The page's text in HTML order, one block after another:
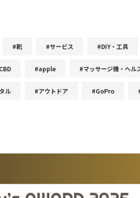
#靴 #サービス #DIY・工具
#apple #マッサージ機・ヘル
ル #アウトドア #GoPro